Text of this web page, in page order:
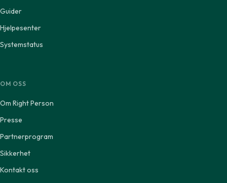
Guider
Hjelpesenter
Systemstatus
OM OSS
Om Right Person
Presse
Partnerprogram
Sikkerhet
Kontakt oss